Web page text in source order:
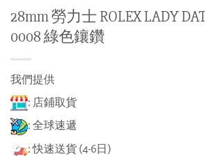
28mm 勞力士 ROLEX LADY
0008 綠色鑲鑽
我們提供
: 店鋪取貨
: 全球速遞
: 快速送貨 (4-6日)